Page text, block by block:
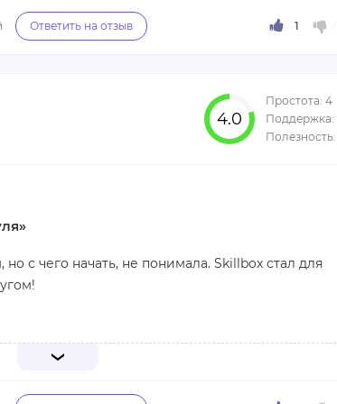
что столько всего нужно запомнить и
освоить.
4.0
но с чего начать, не понимала. Skillbox стал для
пересматривать уроки, я смогла учиться